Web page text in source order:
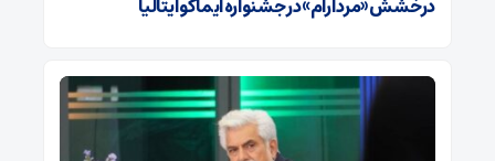
درخشش «مرد آرام» در جشنواره ایماگو ایتالیا